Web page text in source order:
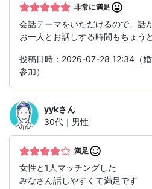
非常に満足
会話テーマをいただけるので、話
お一人とお話しする時間もちょう
投稿日時：2026-07-28 12:34（
参加）
yykさん
30代｜男性
満足
女性と1人マッチングした
みなさん話しやすくて満足です